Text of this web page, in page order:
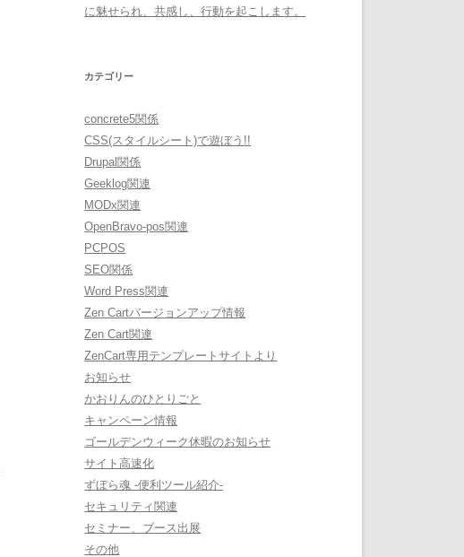
に魅せられ、共感し、行動を起こします。
カテゴリー
concrete5関係
CSS(スタイルシート)で遊ぼう!!
Drupal関係
Geeklog関連
MODx関連
OpenBravo-pos関連
PCPOS
SEO関係
Word Press関連
Zen Cartバージョンアップ情報
Zen Cart関連
ZenCart専用テンプレートサイトより
お知らせ
かおりんのひとりごと
キャンペーン情報
ゴールデンウィーク休暇のお知らせ
サイト高速化
ずぼら魂 -便利ツール紹介-
セキュリティ関連
セミナー、ブース出展
その他